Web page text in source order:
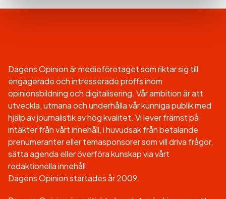
Dagens Opinion är medieföretaget som riktar sig till
engagerade och intresserade proffs inom
opinionsbildning och digitalisering. Vår ambition är att
utveckla, utmana och underhålla vår kunniga publik med
hjälp av journalistik av hög kvalitet. Vi lever främst på
intäkter från vårt innehåll, i huvudsak från betalande
prenumeranter eller temasponsorer som vill driva frågor,
sätta agenda eller överföra kunskap via vårt
redaktionella innehåll.
Dagens Opinion startades år 2009.